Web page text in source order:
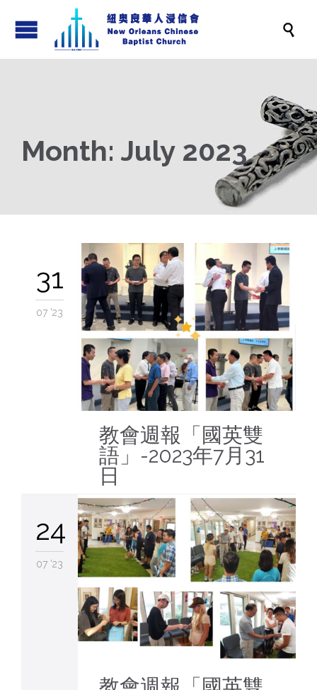

Month: July 2023
31
07 '23
教會週報「國英雙
語」-2023年7月31
日
24
07 '23